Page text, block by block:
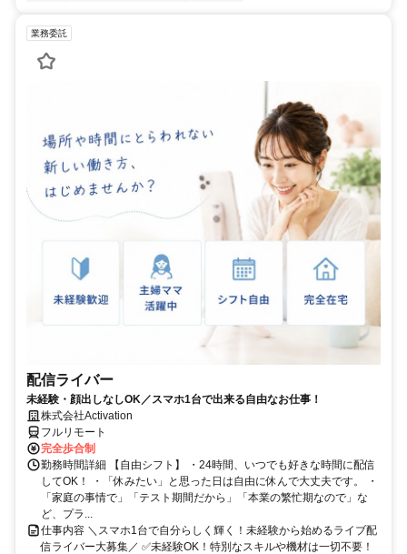
業務委託
配信ライバー
未経験・顔出しなしOK／スマホ1台で出来る自由なお仕事！
株式会社Activation
フルリモート
完全歩合制
勤務時間詳細 【自由シフト】 ・24時間、いつでも好きな時間に配信
してOK！ ・「休みたい」と思った日は自由に休んで大丈夫です。 ・
「家庭の事情で」「テスト期間だから」「本業の繁忙期なので」な
ど、プラ...
仕事内容 ＼スマホ1台で自分らしく輝く！未経験から始めるライブ配
信ライバー大募集／ ✅未経験OK！特別なスキルや機材は一切不要！